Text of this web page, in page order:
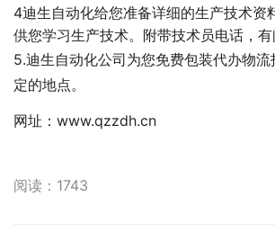
4迪生自动化给您准备详细的生产技术资
供您学习生产技术。附带技术员电话，有
5.迪生自动化公司为您免费包装代办物
定的地点。
网址：www.qzzdh.cn
阅读：1743